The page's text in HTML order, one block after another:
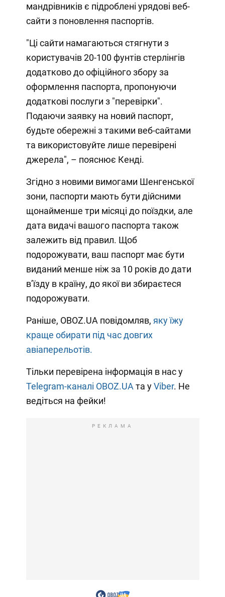
мандрівників є підроблені урядові веб-
сайти з поновлення паспортів.
"Ці сайти намагаються стягнути з
користувачів 20-100 фунтів стерлінгів
додатково до офіційного збору за
оформлення паспорта, пропонуючи
додаткові послуги з "перевірки".
Подаючи заявку на новий паспорт,
будьте обережні з такими веб-сайтами
та використовуйте лише перевірені
джерела", – пояснює Кенді.
Згідно з новими вимогами Шенгенської
зони, паспорти мають бути дійсними
щонайменше три місяці до поїздки, але
дата видачі вашого паспорта також
залежить від правил. Щоб
подорожувати, ваш паспорт має бути
виданий менше ніж за 10 років до дати
в’їзду в країну, до якої ви збираєтеся
подорожувати.
Раніше, OBOZ.UA повідомляв, яку їжу
краще обирати під час довгих
авіаперельотів.
Тільки перевірена інформація в нас у
Telegram-каналі OBOZ.UA та уViber. Не
ведіться на фейки!
РЕКЛАМА